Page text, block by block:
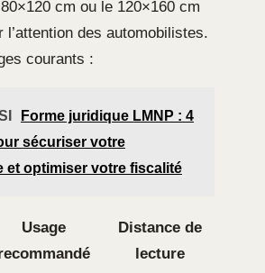
cm ou le 120×160 cm
l’attention des automobilistes.
courants :
Forme juridique LMNP : 4
sécuriser votre
et optimiser votre fiscalité
Usage
Distance de
lecture